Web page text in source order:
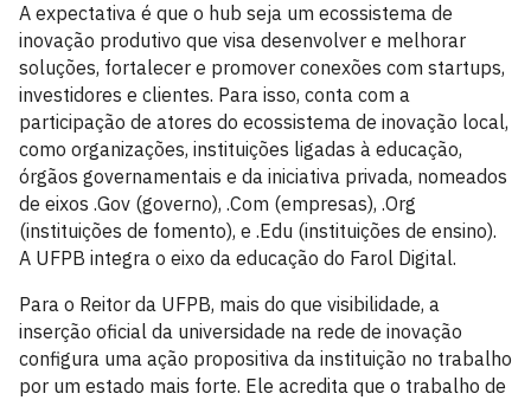
A expectativa é que o hub seja um ecossistema de
inovação produtivo que visa desenvolver e melhorar
soluções, fortalecer e promover conexões com startups,
investidores e clientes. Para isso, conta com a
participação de atores do ecossistema de inovação local,
como organizações, instituições ligadas à educação,
órgãos governamentais e da iniciativa privada, nomeados
de eixos .Gov (governo), .Com (empresas), .Org
(instituições de fomento), e .Edu (instituições de ensino).
A UFPB integra o eixo da educação do Farol Digital.
Para o Reitor da UFPB, mais do que visibilidade, a
inserção oficial da universidade na rede de inovação
configura uma ação propositiva da instituição no trabalho
por um estado mais forte. Ele acredita que o trabalho de